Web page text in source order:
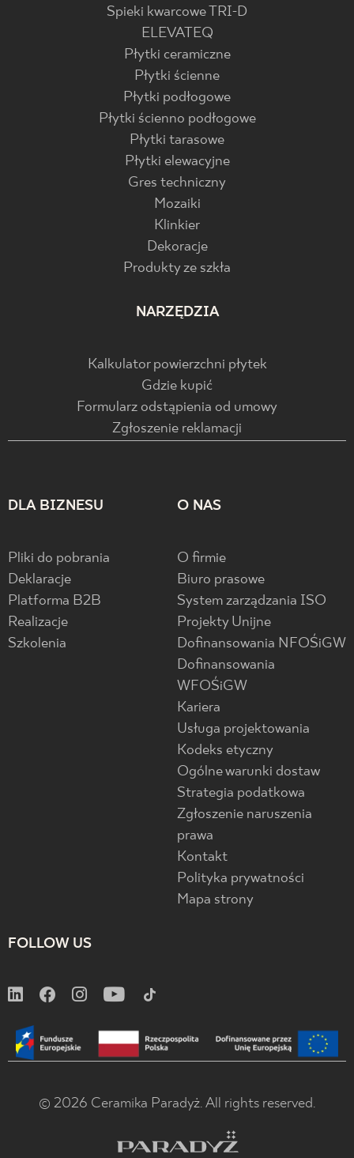
Spieki kwarcowe TRI-D
ELEVATEQ
Płytki ceramiczne
Płytki ścienne
Płytki podłogowe
Płytki ścienno podłogowe
Płytki tarasowe
Płytki elewacyjne
Gres techniczny
Mozaiki
Klinkier
Dekoracje
Produkty ze szkła
NARZĘDZIA
Kalkulator powierzchni płytek
Gdzie kupić
Formularz odstąpienia od umowy
Zgłoszenie reklamacji
DLA BIZNESU
Pliki do pobrania
Deklaracje
Platforma B2B
Realizacje
Szkolenia
O NAS
O firmie
Biuro prasowe
System zarządzania ISO
Projekty Unijne
Dofinansowania NFOŚiGW
Dofinansowania
WFOŚiGW
Kariera
Usługa projektowania
Kodeks etyczny
Ogólne warunki dostaw
Strategia podatkowa
Zgłoszenie naruszenia
prawa
Kontakt
Polityka prywatności
Mapa strony
FOLLOW US
© 2026 Ceramika Paradyż. All rights reserved.